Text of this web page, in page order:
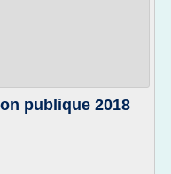
publique 2018